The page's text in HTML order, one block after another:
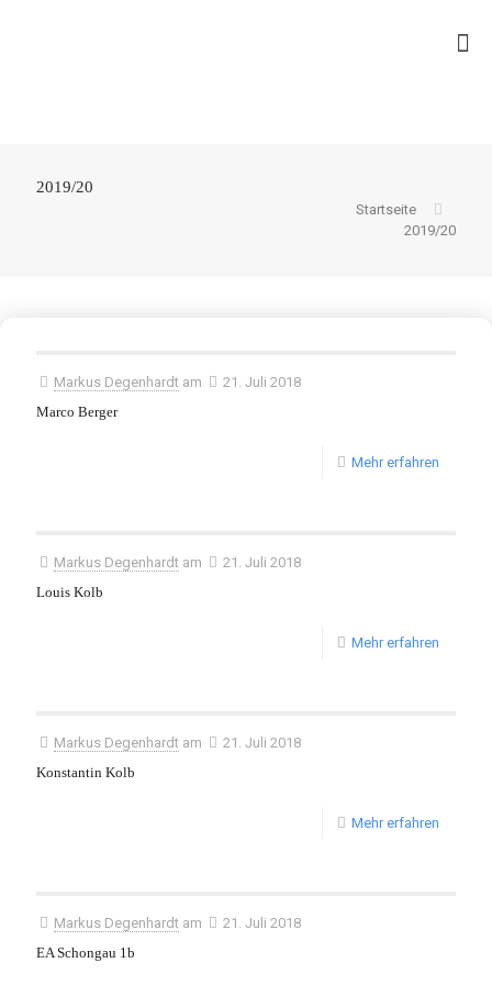
2019/20
Startseite
2019/20
Markus Degenhardt am
21. Juli 2018
Marco Berger
Mehr erfahren
Markus Degenhardt am
21. Juli 2018
Louis Kolb
Mehr erfahren
Markus Degenhardt am
21. Juli 2018
Konstantin Kolb
Mehr erfahren
Markus Degenhardt am
21. Juli 2018
EA Schongau 1b